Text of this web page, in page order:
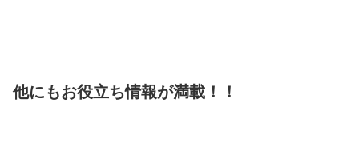
他にもお役立ち情報が満載！！